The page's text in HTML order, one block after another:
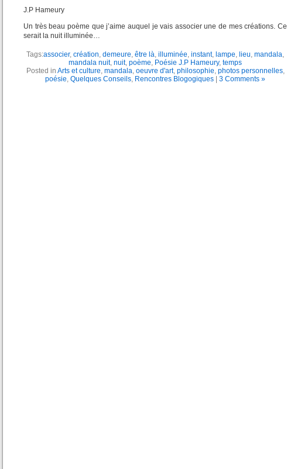
J.P Hameury
Un très beau poème que j’aime auquel je vais associer une de mes créations. Ce
serait la nuit illuminée…
Tags:associer, création, demeure, être là, illuminée, instant, lampe, lieu, mandala,
mandala nuit, nuit, poème, Poésie J.P Hameury, temps
Posted in Arts et culture, mandala, oeuvre d'art, philosophie, photos personnelles,
poésie, Quelques Conseils, Rencontres Blogogiques | 3 Comments »